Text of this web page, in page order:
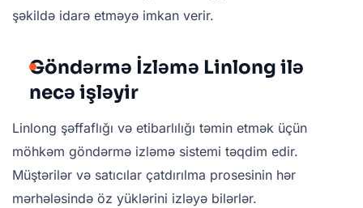
şəkildə idarə etməyə imkan verir.
Göndərmə İzləmə Linlong ilə
necə işləyir
Linlong şəffaflığı və etibarlılığı təmin etmək üçün
möhkəm göndərmə izləmə sistemi təqdim edir.
Müştərilər və satıcılar çatdırılma prosesinin hər
mərhələsində öz yüklərini izləyə bilərlər.